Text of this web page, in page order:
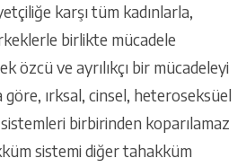
karşı tüm kadınlarla,
birlikte mücadele
özcü ve ayrılıkçı bir mücadeleyi
ırksal, cinsel, heteroseksüel
birbirinden koparılamaz
sistemi diğer tahakküm